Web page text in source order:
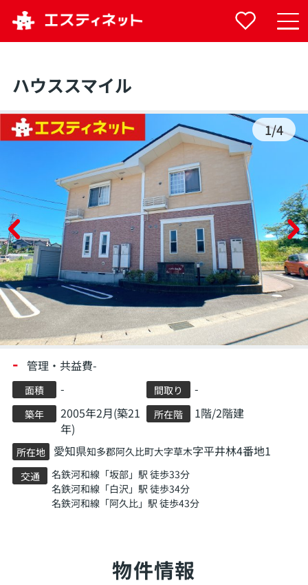
ハウススマイル
1/4
- 管理・共益費-
面積 - 間取り -
築年
2005年2月(築21
年)
所在階 1階/2階建
所在地 愛知県知多郡阿久比町大字草木字平井林4番地1
交通 名鉄河和線 「坂部」駅 徒歩33分
名鉄河和線 「白沢 」駅 徒歩34分
名鉄河和線 「阿久比」駅 徒歩43分
物件情報